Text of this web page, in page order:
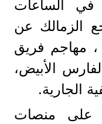
في الساعات
الزمالك عن
، مهاجم فريق
الأبيض،
الجارية.
على منصات